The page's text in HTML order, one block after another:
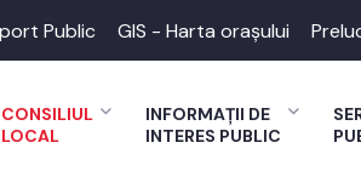
Public GIS - Harta orașului
CONSILIUL
LOCAL
INFORMAȚII DE
INTERES PUBLIC